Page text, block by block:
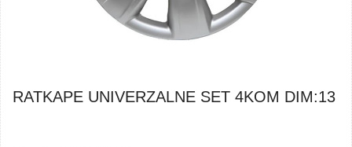
RATKAPE UNIVERZALNE SET 4KOM DIM:13